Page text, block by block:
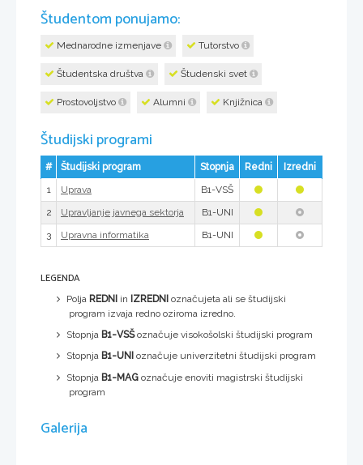
Študentom ponujamo:
Mednarodne izmenjave Tutorstvo
Študentska društva Študenski svet
Prostovoljstvo Alumni Knjižnica
Študijski programi
# Študijski program Stopnja Redni
Izredni
1
Uprava
B1-VSŠ
2
Upravljanje javnega sektorja
B1-UNI
3
Upravna informatika B1-UNI
LEGENDA
Polja REDNI in IZREDNI označujeta ali se študijski
program izvaja redno oziroma izredno.
Stopnja B1-VSŠoznačuje visokošolski študijski program
Stopnja B1-UNI označuje univerzitetni študijski program
Stopnja B1-MAG označuje enoviti magistrski študijski
program
Galerija